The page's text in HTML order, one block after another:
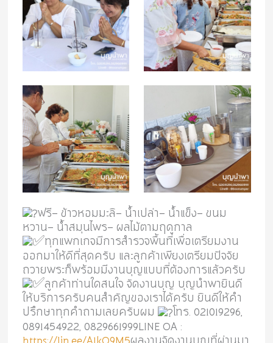
ฟรี- ข้าวหอมมะลิ- น้ำเปล่า- น้ำแข็ง- ขนม
หวาน- น้ำสมุนไพร- ผลไม้ตามฤดูกาล
ทุกแพกเกจมีการสำรวจพื้นที่เพื่อเตรียมงาน
ออกมาให้ดีที่สุดครับ และลูกค้าเพียงเตรียมปัจจัย
ถวายพระก็พร้อมมีงานบุญแบบที่ต้องการแล้วครับ
ลูกค้าท่านใดสนใจ จัดงานบุญ บุญนำพายินดี
ให้บริการครับคนสำคัญของเราได้ครับ ยินดีให้คำ
ปรึกษาทุกคำถามเลยครับผม โทร. 021019296,
0891454922, 0829661999LINE OA :